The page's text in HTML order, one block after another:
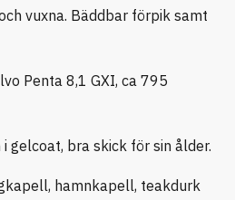
vuxna. Bäddbar förpik samt
Penta 8,1 GXI, ca 795
gelcoat, bra skick för sin ålder.
hamnkapell, teakdurk